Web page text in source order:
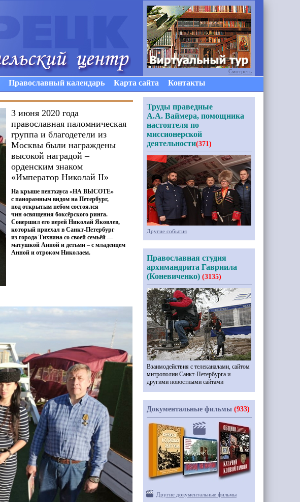
Православный календарь Карта сайта Контакты
3 июня 2020 года
православная паломническая
группа и благодетели из
Москвы были награждены
высокой наградой –
орденским знаком
«Император Николай II»
На крыше пентхауса «НА ВЫСОТЕ»
с панорамным видом на Петербург,
под открытым небом состоялся
чин освящения боксёрского ринга.
Совершил его иерей Николай Яковлев,
который приехал в Санкт-Петербург
из города Тихвина со своей семьёй —
матушкой Анной и детьми – с младенцем
Анной и отроком Николаем.
Смотреть
Труды праведные
А.А. Ваймера, помощника
настоятеля по
миссионерской
деятельности(371)
Другие события
Православная студия
архимандрита Гавриила
(Коневиченко) (3135)
Взаимодействия с телеканалами, сайтом
митрополии Санкт-Петербурга и
другими новостными сайтами
Документальные фильмы (933)
Другие документальные фильмы